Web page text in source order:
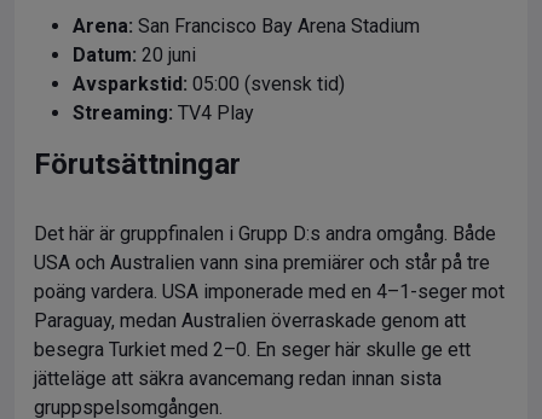
Arena: San Francisco Bay Arena Stadium
Datum: 20 juni
Avsparkstid: 05:00 (svensk tid)
Streaming: TV4 Play
Förutsättningar
Det här är gruppfinalen i Grupp D:s andra omgång. Både
USA och Australien vann sina premiärer och står på tre
poäng vardera. USA imponerade med en 4–1-seger mot
Paraguay, medan Australien överraskade genom att
besegra Turkiet med 2–0. En seger här skulle ge ett
jätteläge att säkra avancemang redan innan sista
gruppspelsomgången.